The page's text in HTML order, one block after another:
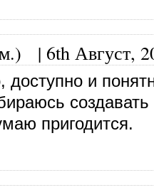
| 6th Август,
и
пригодится.